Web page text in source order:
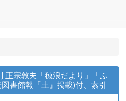
正宗敦夫「穂浪だより」「ふ
書館報『土』掲載)付、索引